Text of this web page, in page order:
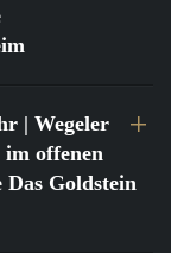
| Wegeler
im offenen
Goldstein